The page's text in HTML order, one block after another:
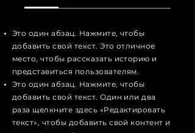
Это один абзац. Нажмите, чтобы
добавить свой текст. Это отличное
место, чтобы рассказать историю и
представиться пользователям.
Это один абзац. Нажмите, чтобы
добавить свой текст. Один или два
раза щелкните здесь «Редактировать
текст», чтобы добавить свой контент и